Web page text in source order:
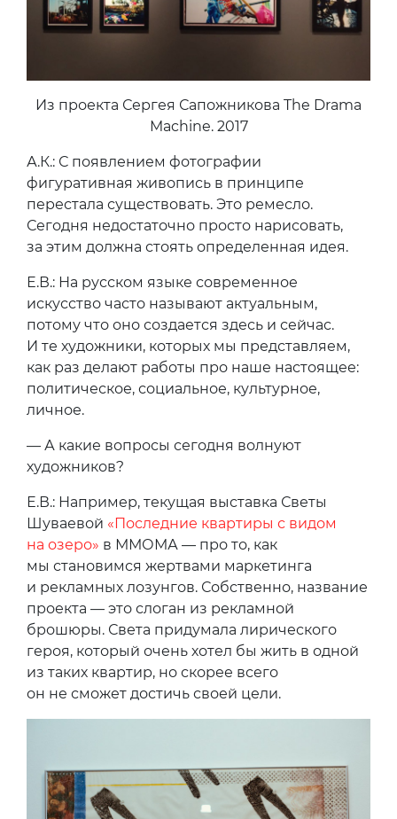
Из проекта Сергея Сапожникова The Drama
Machine. 2017
А.К.: С появлением фотографии
фигуративная живопись в принципе
перестала существовать. Это ремесло.
Сегодня недостаточно просто нарисовать,
за этим должна стоять определенная идея.
Е.В.: На русском языке современное
искусство часто называют актуальным,
потому что оно создается здесь и сейчас.
И те художники, которых мы представляем,
как раз делают работы про наше настоящее:
политическое, социальное, культурное,
личное.
— А какие вопросы сегодня волнуют
художников?
Е.В.: Например, текущая выставка Светы
Шуваевой «Последние квартиры с видом
на озеро» в ММОМА — про то, как
мы становимся жертвами маркетинга
и рекламных лозунгов. Собственно, название
проекта — это слоган из рекламной
брошюры. Света придумала лирического
героя, который очень хотел бы жить в одной
из таких квартир, но скорее всего
он не сможет достичь своей цели.